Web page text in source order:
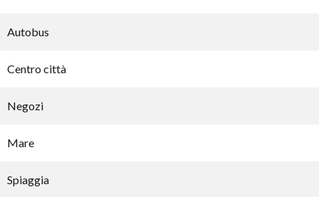
Autobus
Centro città
Negozi
Mare
Spiaggia